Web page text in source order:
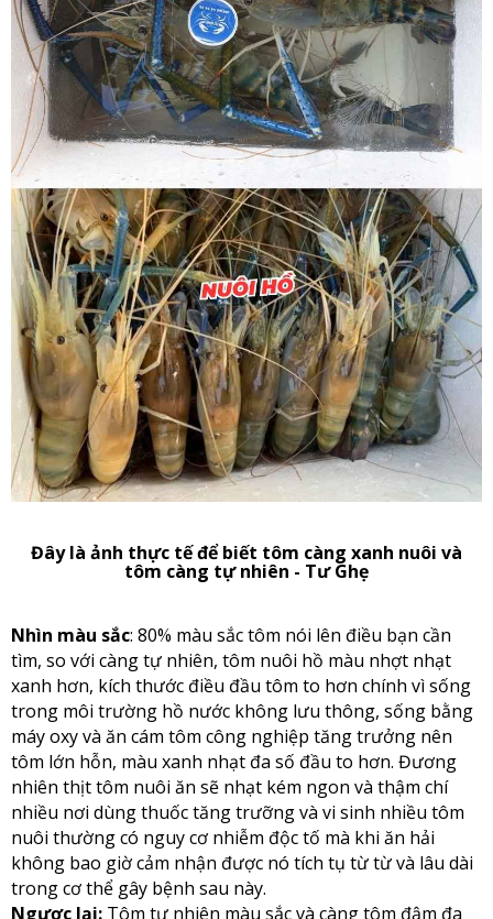
Đây là ảnh thực tế để biết tôm càng xanh nuôi và
tôm càng tự nhiên - Tư Ghẹ
Nhìn màu sắc: 80% màu sắc tôm nói lên điều bạn cần
tìm, so với càng tự nhiên, tôm nuôi hồ màu nhợt nhạt
xanh hơn, kích thước điều đầu tôm to hơn chính vì sống
trong môi trường hồ nước không lưu thông, sống bằng
máy oxy và ăn cám tôm công nghiệp tăng trưởng nên
tôm lớn hỗn, màu xanh nhạt đa số đầu to hơn. Đương
nhiên thịt tôm nuôi ăn sẽ nhạt kém ngon và thậm chí
nhiều nơi dùng thuốc tăng trưỡng và vi sinh nhiều tôm
nuôi thường có nguy cơ nhiễm độc tố mà khi ăn hải
không bao giờ cảm nhận được nó tích tụ từ từ và lâu dài
trong cơ thể gây bệnh sau này.
Ngược lại: Tôm tự nhiên màu sắc và càng tôm đậm đa